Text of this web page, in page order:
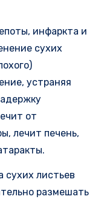
инфаркта и
сухих
устраняя
от
лечит печень,
сухих листьев
размешать